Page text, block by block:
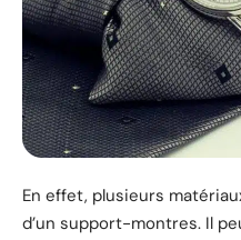
En effet, plusieurs
d’un support-montres. Il